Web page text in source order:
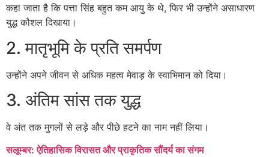
कहा जाता है कि पत्ता सिंह बहुत कम आयु के थे, फिर भी उन्होंने असाधारण
युद्ध कौशल दिखाया।
2. मातृभूमि के प्रति समर्पण
उन्होंने अपने जीवन से अधिक महत्व मेवाड़ के स्वाभिमान को दिया।
3. अंतिम सांस तक युद्ध
वे अंत तक मुगलों से लड़े और पीछे हटने का नाम नहीं लिया।
सलूम्बर: ऐतिहासिक विरासत और प्राकृतिक सौंदर्य का संगम